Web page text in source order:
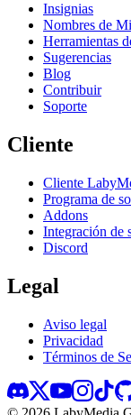
Insignias
Nombres de
Herramientas
Sugerencias
Blog
Contribuir
Soporte
Cliente
Cliente
Programa de
Addons
Integración de
Discord
Legal
Aviso legal
Privacidad
Términos de